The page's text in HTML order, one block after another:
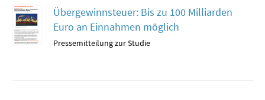
SOMMERSCHULE 2014
SOMMERSCHULE 2013
Übergewinnsteuer: Bis zu 100 Milliarden
Euro an Einnahmen möglich
Pressemitteilung zur Studie